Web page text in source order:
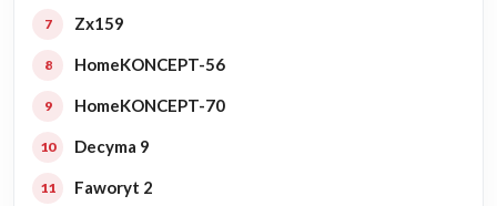
KALKULATOR BUDOWY
O NAS
KONAKT
Zx159
HomeKONCEPT-56
HomeKONCEPT-70
Decyma 9
Faworyt 2